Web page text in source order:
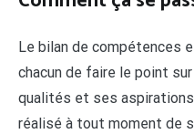
Le bilan de compétences
chacun de faire le point
qualités et ses
réalisé à tout moment de